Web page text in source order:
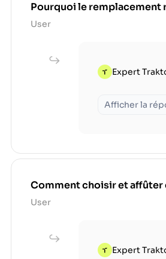
Pourquoi le remplacement
User
Expert
Afficher la
Comment choisir et affûter
User
Expert